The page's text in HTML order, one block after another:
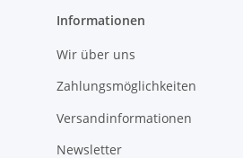
Informationen
Wir über uns
Zahlungsmöglichkeiten
Versandinformationen
Newsletter